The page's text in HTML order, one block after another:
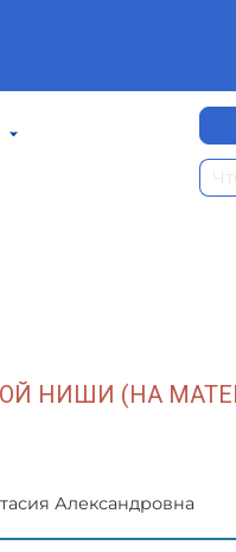
НИШИ (НА
Александровна